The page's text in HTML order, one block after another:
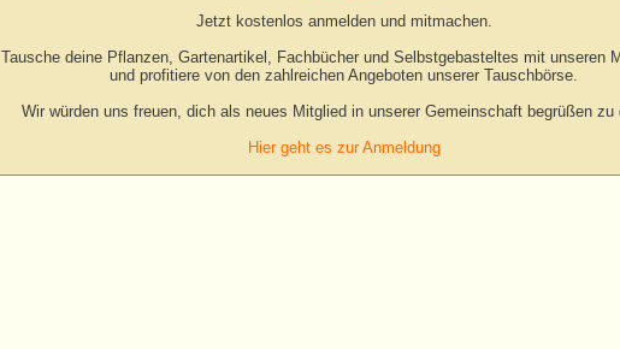
Jetzt kostenlos anmelden und mitmachen.
Tausche deine Pflanzen, Gartenartikel, Fachbücher und Selbstgebasteltes mit unseren
und profitiere von den zahlreichen Angeboten unserer Tauschbörse.
Wir würden uns freuen, dich als neues Mitglied in unserer Gemeinschaft begrüßen zu
Hier geht es zur Anmeldung